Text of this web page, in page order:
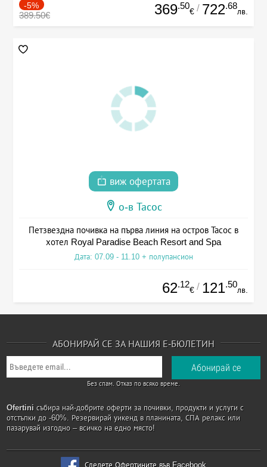
-5%
389.50€ 369.50
€ / 722.68
лв.
виж офертата
о-в Тасос
Петзвездна почивка на първа линия на остров Тасос в
хотел Royal Paradise Beach Resort and Spa
Дата: 07.09 - 11.10 + полупансион
62.12
€ / 121.50
лв.
АБОНИРАЙ СЕ ЗА НАШИЯ Е-БЮЛЕТИН
Без спам. Отказ по всяко време.
Ofertini събира най-добрите оферти за почивки, продукти и услуги с
отстъпки до -60%. Резервирай уикенд в планината, СПА релакс или
пазарувай изгодно – всичко на едно място!
Следете Офертините във Facebook